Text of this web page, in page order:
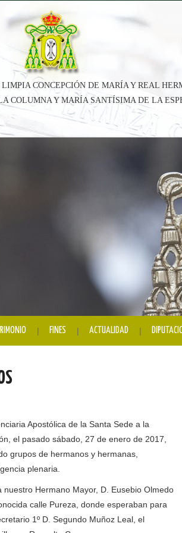
CONCEPCIÓN DE MARÍA Y REAL
COLUMNA Y MARÍA SANTÍSIMA DE LA
FINES ACTUALIDAD
Apostólica de la Santa Sede a la
el pasado sábado, 27 de enero de 2017,
grupos de hermanos y hermanas,
plenaria.
Hermano Mayor, D. Eusebio Olmedo
calle Pureza, donde esperaban para
1º D. Segundo Muñoz Leal, el